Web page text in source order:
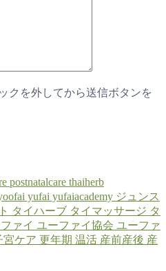
クを外してから送信ボタンを
postnatalcare thaiherb
yufai yufaiacademy ジュンス
タイハーブ タイマッサージ タ
ァイ ユーファイ協会 ユーファ
宮ケア 更年期 温活 産前産後 産